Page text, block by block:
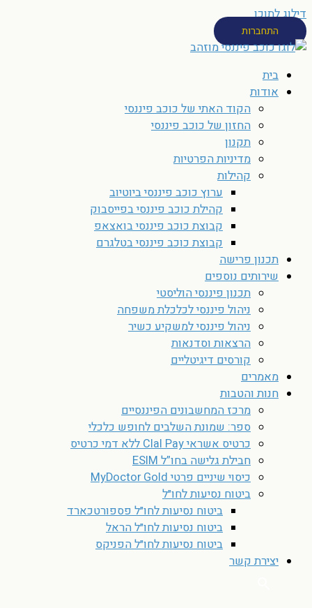
דילוג לתוכן
התחברות
בית
אודות
הקוד האתי של כוכב פיננסי
החזון של כוכב פיננסי
תקנון
מדיניות הפרטיות
קהילות
ערוץ כוכב פיננסי ביוטיוב
קהילת כוכב פיננסי בפייסבוק
קבוצת כוכב פיננסי בואצאפ
קבוצת כוכב פיננסי בטלגרם
תכנון פרישה
שירותים נוספים
תכנון פיננסי הוליסטי
ניהול פיננסי לכלכלת משפחה
ניהול פיננסי למשקיע כשיר
הרצאות וסדנאות
קורסים דיגיטליים
מאמרים
חנות והטבות
מרכז המחשבונים הפיננסיים
ספר: שמונת השלבים לחופש כלכלי
כרטיס אשראי Clal Pay ללא דמי כרטיס
חבילת גלישה בחו”ל ESIM
כיסוי שיניים פרטי MyDoctor Gold
ביטוח נסיעות לחו״ל
ביטוח נסיעות לחו״ל פספורטכארד
ביטוח נסיעות לחו״ל הראל
ביטוח נסיעות לחו״ל הפניקס
יצירת קשר